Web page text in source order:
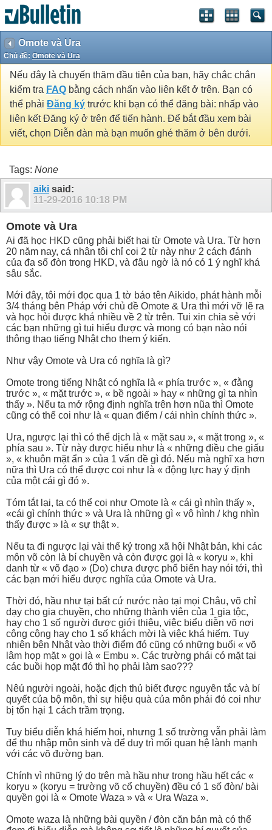
Omote và Ura
Chủ đề: Omote và Ura
Nếu đây là chuyến thăm đầu tiên của bạn, hãy chắc chắn
kiểm tra FAQ bằng cách nhấn vào liên kết ở trên. Bạn có
thể phải Đăng ký trước khi bạn có thể đăng bài: nhấp vào
liên kết Đăng ký ở trên để tiến hành. Để bắt đầu xem bài
viết, chọn Diễn đàn mà bạn muốn ghé thăm ở bên dưới.
Tags: None
aiki said:
11-29-2016 10:18 PM
Omote và Ura
Ai đã học HKD cũng phải biết hai từ Omote và Ura. Từ hơn
20 năm nay, cá nhân tôi chỉ coi 2 từ này như 2 cách đánh
của đa số đòn trong HKD, và đâu ngờ là nó có 1 ý nghĩ khá
sâu sắc.
Mới đây, tôi mới đọc qua 1 tờ báo tên Aikido, phát hành mỗi
3/4 tháng bên Pháp với chủ đề Omote & Ura thì mới vỡ lẽ ra
và học hỏi được khá nhiều về 2 từ trên. Tui xin chia sẻ với
các bạn những gì tui hiểu được và mong có bạn nào nói
thông thạo tiếng Nhật cho them ý kiến.
Như vậy Omote và Ura có nghĩa là gì?
Omote trong tiếng Nhật có nghĩa là « phía trước », « đằng
trước », « mặt trước », « bề ngoài » hay « những gì ta nhìn
thấy ». Nếu ta mở rộng định nghĩa trên hơn nũa thì Omote
cũng có thể coi như là « quan điểm / cái nhìn chính thức ».
Ura, ngược lại thì có thể dịch là « mặt sau », « mặt trong », «
phía sau ». Từ này được hiểu như là « những điều che giấu
», « khuôn mặt ẩn » của 1 vấn đề gì đó. Nếu mà nghĩ xa hơn
nữa thì Ura có thể được coi như là « động lực hay ý định
của một cái gì đó ».
Tóm tắt lại, ta có thể coi như Omote là « cái gì nhìn thấy »,
«cái gì chính thức » và Ura là những gì « vô hình / khg nhìn
thấy được » là « sự thật ».
Nếu ta đi ngược lại vài thế kỷ trong xã hội Nhật bản, khi các
môn võ còn là bí chuyền và còn được gọi là « koryu », khi
danh từ « võ đạo » (Do) chưa được phổ biến hay nói tới, thì
các bạn mới hiểu được nghĩa của Omote và Ura.
Thời đó, hầu như tại bất cứ nước nào tại mọi Châu, võ chỉ
dạy cho gia chuyền, cho những thành viên của 1 gia tộc,
hay cho 1 số người được giới thiệu, việc biểu diễn võ nơi
công cộng hay cho 1 số khách mời là việc khá hiếm. Tuy
nhiên bên Nhật vào thời điểm đó cũng có những buổi « võ
lâm họp mặt » gọi là « Embu ». Các trường phái có mặt tại
các buồi họp mặt đó thì họ phải làm sao???
Nêú người ngoài, hoặc địch thủ biết được nguyên tắc và bí
quyết của bộ môn, thì sự hiệu quà của môn phái đó coi như
bị tổn hại 1 cách trầm trọng.
Tuy biểu diễn khá hiếm hoi, nhưng 1 số trường vẫn phải làm
để thu nhập môn sinh và để duy trì mối quan hệ lành mạnh
với các võ đường bạn.
Chính vì những lý do trên mà hầu như trong hầu hết các «
koryu » (koryu = trường võ cổ chuyền) đều có 1 số đòn/ bài
quyền gọi là « Omote Waza » và « Ura Waza ».
Omote waza là những bài quyền / đòn căn bản mà có thể